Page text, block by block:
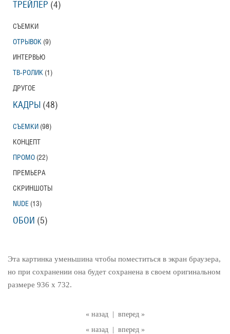
« назад
вперед »
« назад
вперед »
Эта картинка уменьшина чтобы поместиться в экран браузера,
но при сохранении она будет сохранена в своем оригинальном
размере 936 x 732.
ТРЕЙЛЕР (4)
СЪЕМКИ
ОТРЫВОК (9)
ИНТЕРВЬЮ
ТВ-РОЛИК (1)
ДРУГОЕ
КАДРЫ (48)
СЪЕМКИ (98)
КОНЦЕПТ
ПРОМО (22)
ПРЕМЬЕРА
СКРИНШОТЫ
NUDE (13)
ОБОИ (5)